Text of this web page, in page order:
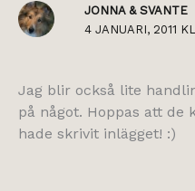
JONNA & SVANTE
4 JANUARI, 2011
Jag blir också lite
på något. Hoppas att de
hade skrivit inlägget! :)